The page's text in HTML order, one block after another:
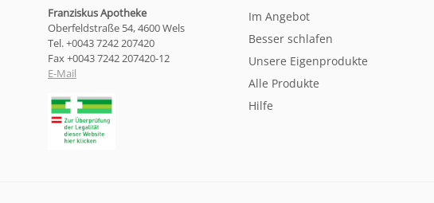
Franziskus Apotheke
Oberfeldstraße 54, 4600 Wels
Tel. +0043 7242 207420
Fax +0043 7242 207420-12
E-Mail
Im Angebot
Besser schlafen
Unsere Eigenprodukte
Alle Produkte
Hilfe